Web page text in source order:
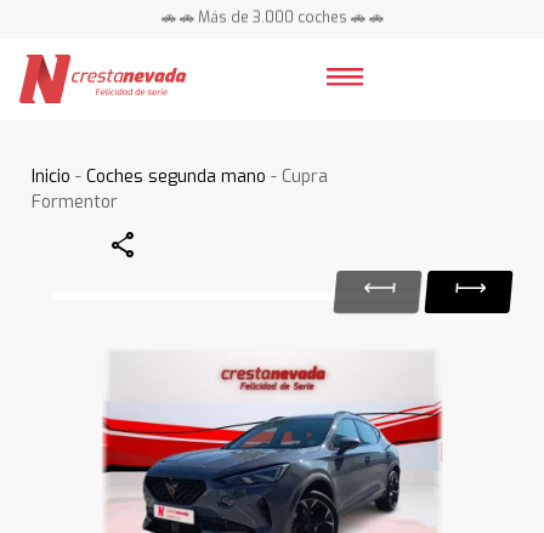
🚗 🚗 Más de 3.000 coches 🚗 🚗
Inicio -Coches segunda mano - Cupra
Formentor
Share